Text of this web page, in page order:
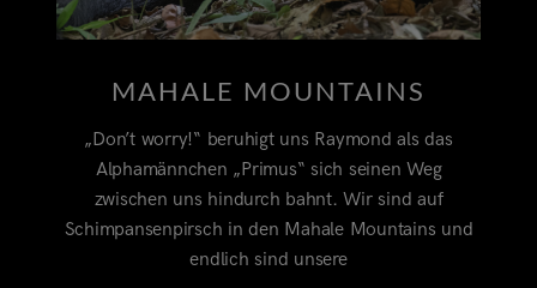
MAHALE MOUNTAINS
„Don’t worry!“ beruhigt uns Raymond als das
Alphamännchen „Primus“ sich seinen Weg
zwischen uns hindurch bahnt. Wir sind auf
Schimpansenpirsch in den Mahale Mountains und
endlich sind unsere